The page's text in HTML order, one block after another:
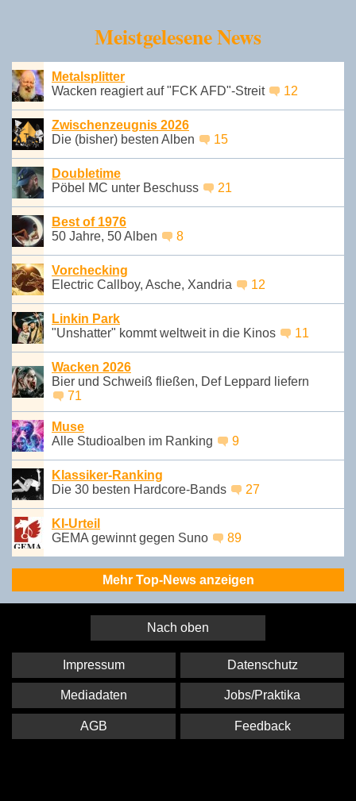
Meistgelesene News
Metalsplitter
Wacken reagiert auf "FCK AFD"-Streit
12
Zwischenzeugnis 2026
Die (bisher) besten Alben
15
Doubletime
Pöbel MC unter Beschuss
21
Best of 1976
50 Jahre, 50 Alben
8
Vorchecking
Electric Callboy, Asche, Xandria
12
Linkin Park
"Unshatter" kommt weltweit in die Kinos
11
Wacken 2026
Bier und Schweiß fließen, Def Leppard liefern
71
Muse
Alle Studioalben im Ranking
9
Klassiker-Ranking
Die 30 besten Hardcore-Bands
27
KI-Urteil
GEMA gewinnt gegen Suno
89
Mehr Top-News anzeigen
Nach oben
Impressum Datenschutz
Mediadaten Jobs/Praktika
AGB Feedback